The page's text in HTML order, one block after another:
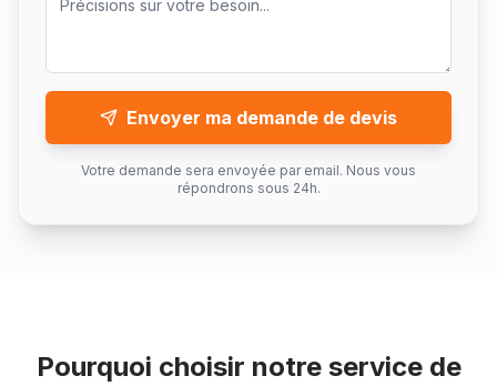
Envoyer ma demande de devis
Votre demande sera envoyée par email. Nous vous
répondrons sous 24h.
Pourquoi choisir notre service de